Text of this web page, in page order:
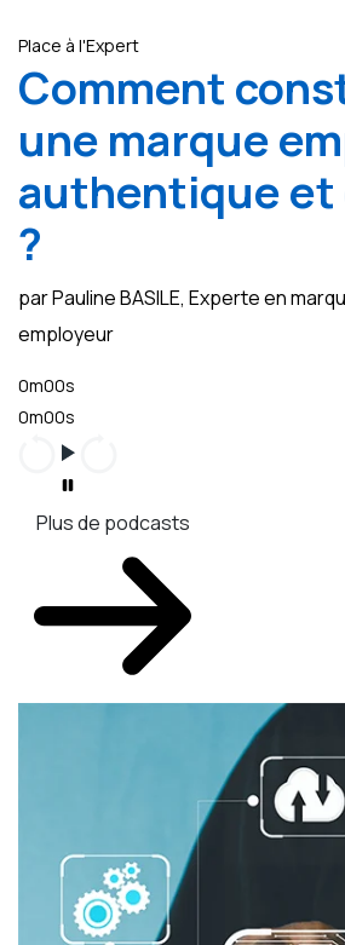
Place à l'Expert
Comment
une marque
authentique et
?
par Pauline BASILE, Experte en
employeur
0m00s
0m00s
Plus de podcasts